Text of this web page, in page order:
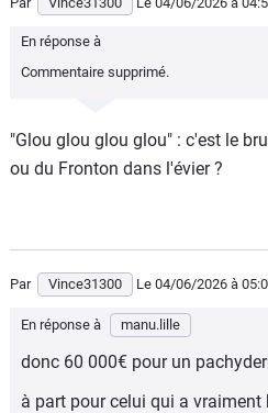
En réponse à
Commentaire supprimé.
"Glou glou glou glou" : c'est le
ou du Fronton dans l'évier ?
Par Vince31300 Le 04/06/2026 à
En réponse à manu.lille
donc 60 000€ pour un
à part pour celui qui a vraiment